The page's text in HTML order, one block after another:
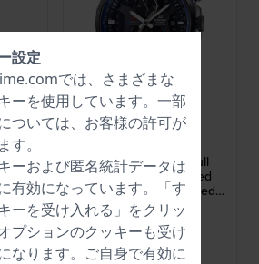
Silver
Casio Edifice
Waveceptor Red Bull
Racing 44 mm Limited
edition radio controlled
solar quartz chronograph
with compass and world
time
$991.- $352.-
● 在庫あり
設定
では、さまざまな
ーを使用しています。一部
ついては、お客様の許可が
す。
ーおよび匿名統計データは
有効になっています。「す
ーを受け入れる」をクリッ
プションのクッキーも受け
なります。ご自身で有効に